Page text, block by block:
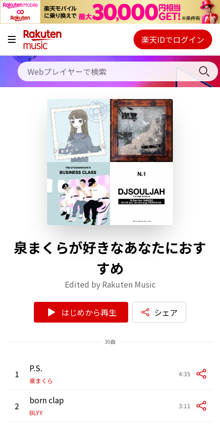
キャンペーン
料金プラン
使い方
初回30日間無料お試し
Webプレイヤー
ご契約内容の確認・変更
楽天IDでログイン
泉まくらが好きなあなたにおす
すめ
Edited by Rakuten Music
はじめから再生 シェア
30曲
1 P.S.
泉まくら
4:35
2 born clap
BLYY
3:11